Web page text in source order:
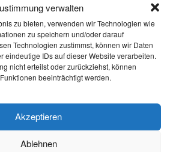
verwalten
zu bieten, verwenden wir Technologien wie
zu speichern und/oder darauf
Technologien zustimmst, können wir Daten
eindeutige IDs auf dieser Website verarbeiten.
nicht erteilst oder zurückziehst, können
beeinträchtigt werden.
Akzeptieren
Ablehnen
Top-Seiten